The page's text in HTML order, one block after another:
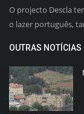
O projecto Descla
o lazer português,
OUTRAS NOTÍCIAS